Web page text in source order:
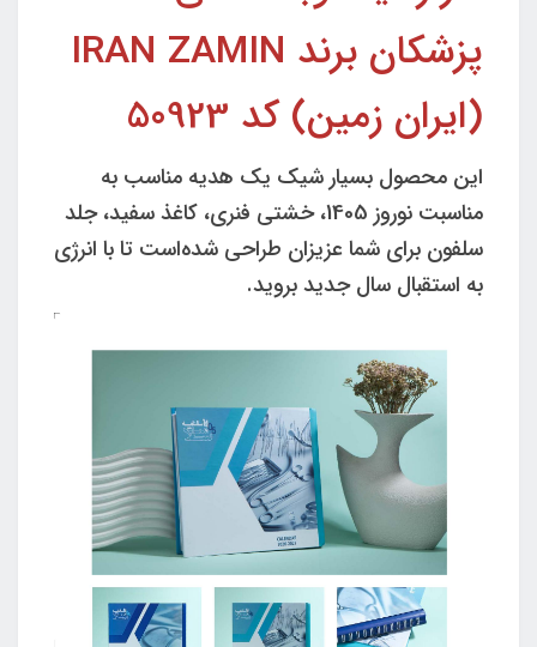
پزشکان برند IRAN ZAMIN
(ایران زمین) کد 50923
این محصول بسیار شیک یک هدیه مناسب به
مناسبت نوروز 1405، خشتی فنری، کاغذ سفید، جلد
سلفون برای شما عزیزان طراحی شده‌است تا با انرژی
به استقبال سال جدید بروید.